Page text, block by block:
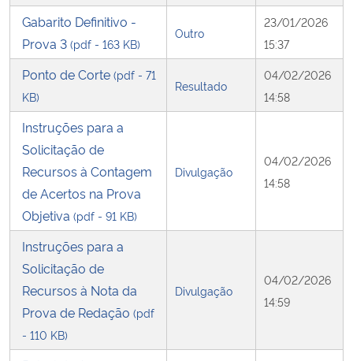
Gabarito Definitivo -
Prova 3 (pdf - 163 KB)
Outro
23/01/2026
15:37
Ponto de Corte (pdf - 71
KB)
Resultado
04/02/2026
14:58
Instruções para a
Solicitação de
Recursos à Contagem
de Acertos na Prova
Objetiva (pdf - 91 KB)
Divulgação
04/02/2026
14:58
Instruções para a
Solicitação de
Recursos à Nota da
Prova de Redação (pdf
- 110 KB)
Divulgação
04/02/2026
14:59